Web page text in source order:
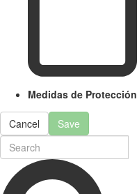
Medidas de Protección
Cancel Save